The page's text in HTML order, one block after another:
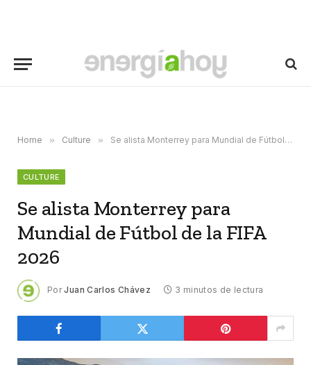
Home » Culture » Se alista Monterrey para Mundial de Fútbol de la FIFA 2026
CULTURE
Se alista Monterrey para
Mundial de Fútbol de la FIFA
2026
Por Juan Carlos Chávez 3 minutos de lectura